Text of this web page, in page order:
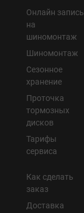
Онлайн запись
на
шиномонтаж
Шиномонтаж
Сезонное
хранение
Проточка
тормозных
дисков
Тарифы
сервиса
Как сделать
заказ
Доставка